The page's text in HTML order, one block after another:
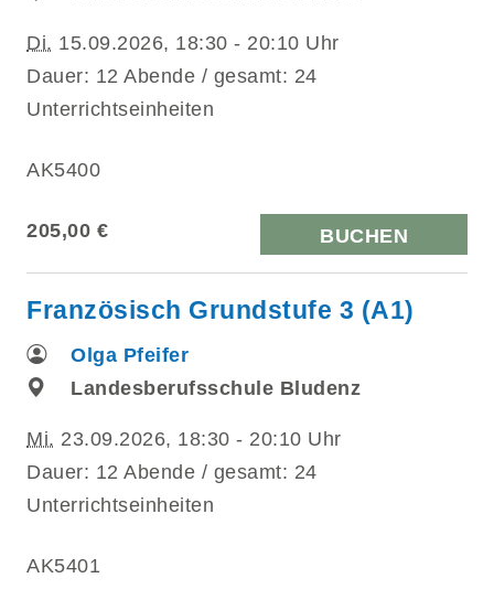
Di. 15.09.2026, 18:30 - 20:10 Uhr
Dauer: 12 Abende / gesamt: 24
Unterrichtseinheiten
AK5400
205,00 € BUCHEN
Französisch Grundstufe 3 (A1)
Olga Pfeifer
Landesberufsschule Bludenz
Mi. 23.09.2026, 18:30 - 20:10 Uhr
Dauer: 12 Abende / gesamt: 24
Unterrichtseinheiten
AK5401